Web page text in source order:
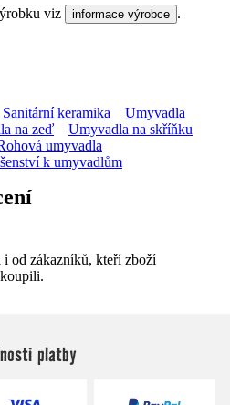
viz informace výrobce .
Sanitární keramika
Umyvadla
na zeď
Umyvadla na skříňku
umyvadla
k umyvadlům
i od zákazníků, kteří zboží
platby